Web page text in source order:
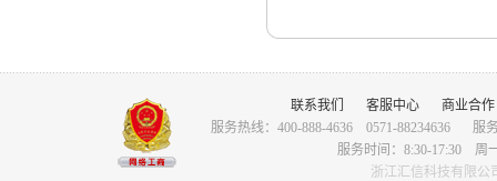
联系我们 客服中心
商业合作
服务热线：400-888-4636 0571-88234636
服
服务时间：8:30-17:30 周
浙江汇信科技有限公